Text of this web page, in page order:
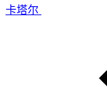
卡塔尔